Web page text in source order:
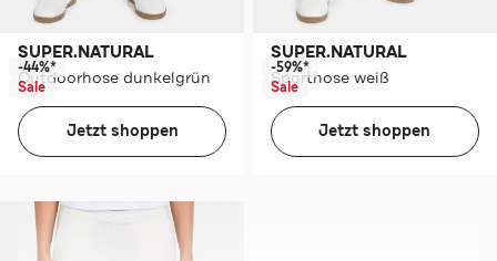
SUPER.NATURAL
Outdoorhose dunkelgrün
-44%*
Sale
Jetzt shoppen
SUPER.NATURAL
Sporthose weiß
-59%*
Sale
Jetzt shoppen